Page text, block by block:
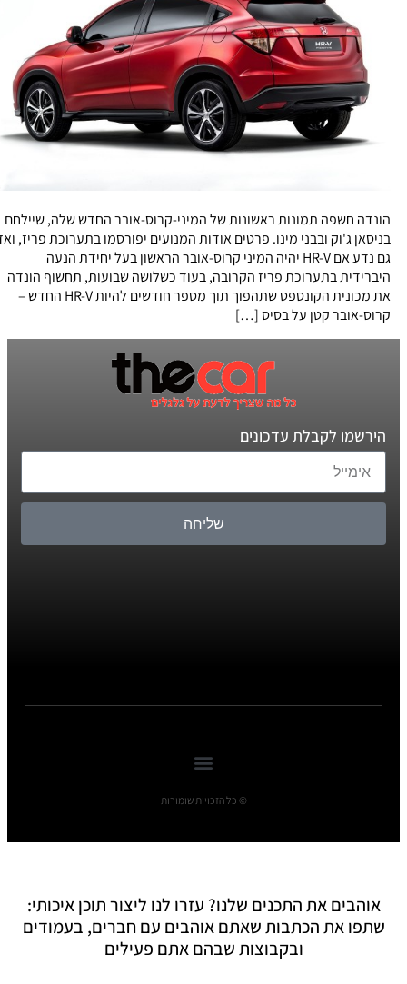
הונדה חשפה תמונות ראשונות של המיני-קרוס-אובר החדש שלה, שיילחם
בניסאן ג'וק ובבני מינו. פרטים אודות המנועים יפורסמו בתערוכת פריז, ואז
גם נדע אם HR-V יהיה המיני קרוס-אובר הראשון בעל יחידת הנעה
היברידית בתערוכת פריז הקרובה, בעוד כשלושה שבועות, תחשוף הונדה
את מכונית הקונספט שתהפוך תוך מספר חודשים להיות HR-V החדש –
קרוס-אובר קטן על בסיס […]
הירשמו לקבלת עדכונים
שליחה
© כל הזכויות שומורות
אוהבים את התכנים שלנו? עזרו לנו ליצור תוכן איכותי:
שתפו את הכתבות שאתם אוהבים עם חברים, בעמודים
ובקבוצות שבהם אתם פעילים